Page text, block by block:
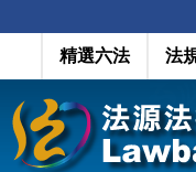
精選六法 法